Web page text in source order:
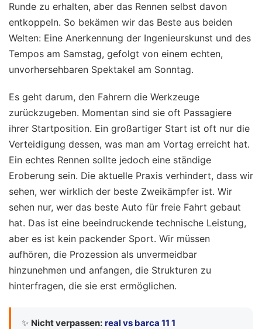
Runde zu erhalten, aber das Rennen selbst davon
entkoppeln. So bekämen wir das Beste aus beiden
Welten: Eine Anerkennung der Ingenieurskunst und des
Tempos am Samstag, gefolgt von einem echten,
unvorhersehbaren Spektakel am Sonntag.
Es geht darum, den Fahrern die Werkzeuge
zurückzugeben. Momentan sind sie oft Passagiere
ihrer Startposition. Ein großartiger Start ist oft nur die
Verteidigung dessen, was man am Vortag erreicht hat.
Ein echtes Rennen sollte jedoch eine ständige
Eroberung sein. Die aktuelle Praxis verhindert, dass wir
sehen, wer wirklich der beste Zweikämpfer ist. Wir
sehen nur, wer das beste Auto für freie Fahrt gebaut
hat. Das ist eine beeindruckende technische Leistung,
aber es ist kein packender Sport. Wir müssen
aufhören, die Prozession als unvermeidbar
hinzunehmen und anfangen, die Strukturen zu
hinterfragen, die sie erst ermöglichen.
✨ Nicht verpassen: real vs barca 11 1